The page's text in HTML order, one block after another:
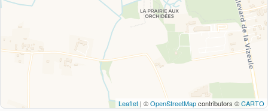
Leaflet | ©OpenStreetMapcontributors ©CARTO